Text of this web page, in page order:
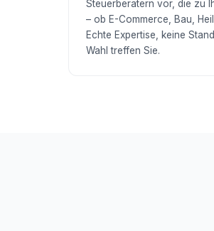
Steuerberatern vor, die zu
– ob E-Commerce, Bau,
Echte Expertise, keine
Wahl treffen Sie.